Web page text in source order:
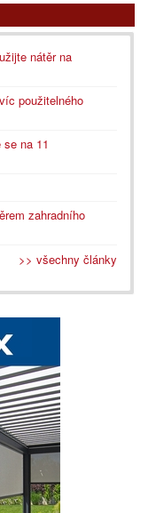
nátěr na
použitelného
na 11
zahradního
>> všechny články